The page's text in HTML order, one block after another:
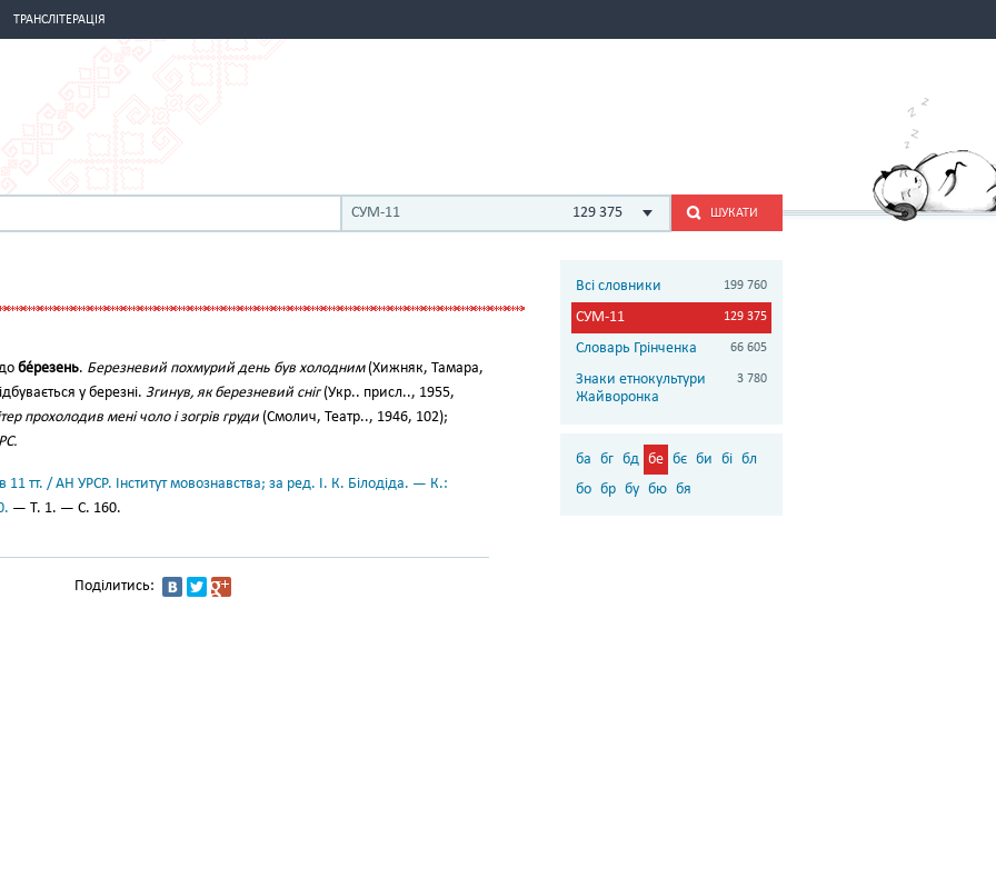
ТРАНСЛІТЕРАЦІЯ
СУМ-11 129 375 ШУКАТИ
бе́резень. Березневий похмурий день був холодним(Хижняк, Тамара,
у березні. Згинув, як березневий сніг(Укр.. присл.., 1955,
прохолодив мені чоло і зогрів груди (Смолич, Театр.., 1946, 102);
11 тт. / АН УРСР. Інститут мовознавства; за ред. І. К. Білодіда. — К.:
— Т. 1. — С. 160.
Поділитись:
Всі словники 199 760
СУМ-11 129 375
Словарь Грінченка 66 605
Знаки етнокультури
Жайворонка
3 780
ба бг бд бе бє би бі бл
бо бр бу бю бя